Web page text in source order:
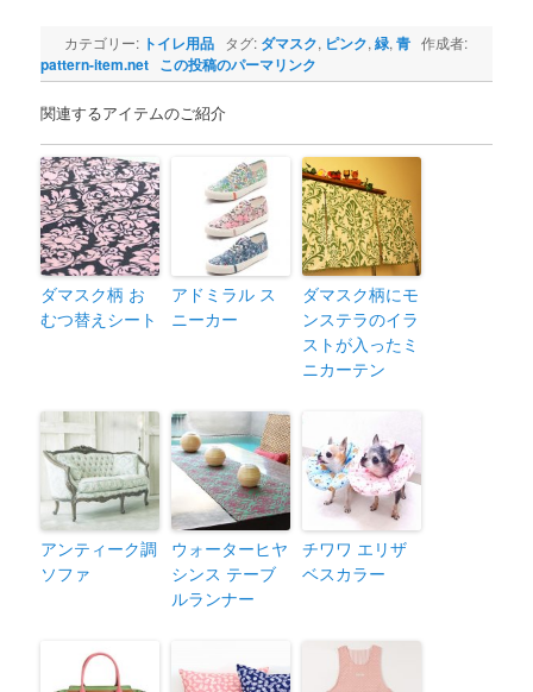
カテゴリー: トイレ用品 タグ: ダマスク, ピンク,緑,青 作成者:
pattern-item.net この投稿のパーマリンク
関連するアイテムのご紹介
ダマスク柄 お
むつ替えシート
アドミラル ス
ニーカー
ダマスク柄にモ
ンステラのイラ
ストが入ったミ
ニカーテン
アンティーク調
ソファ
ウォーターヒヤ
シンス テーブ
ルランナー
チワワ エリザ
ベスカラー